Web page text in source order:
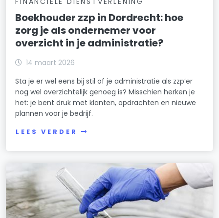
Boekhouder zzp in Dordrecht: hoe
zorg je als ondernemer voor
overzicht in je administratie?
14 maart 2026
Sta je er wel eens bij stil of je administratie als zzp’er
nog wel overzichtelijk genoeg is? Misschien herken je
het: je bent druk met klanten, opdrachten en nieuwe
plannen voor je bedrijf.
LEES VERDER